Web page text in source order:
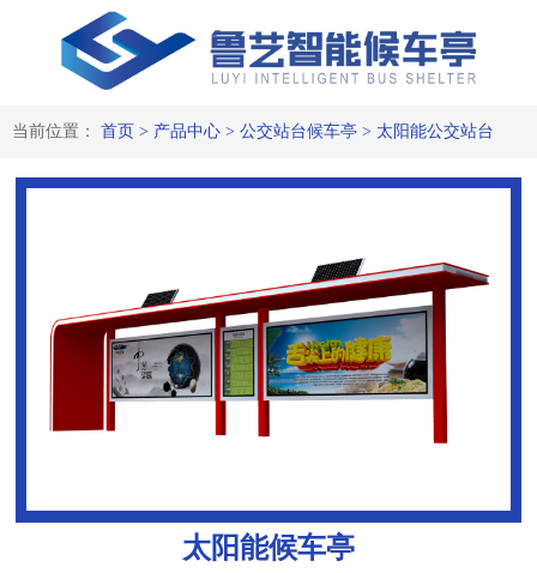
当前位置： 首页 > 产品中心> 公交站台候车亭> 太阳能公交站台
太阳能候车亭